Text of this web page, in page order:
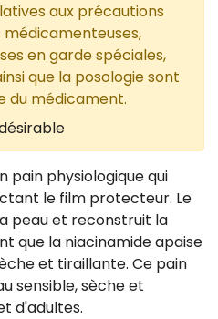
aux précautions
en garde spéciales,
que la posologie sont
du médicament.
pain physiologique qui
le film protecteur. Le
peau et reconstruit la
que la niacinamide apaise
et tiraillante. Ce pain
sensible, sèche et
d'adultes.